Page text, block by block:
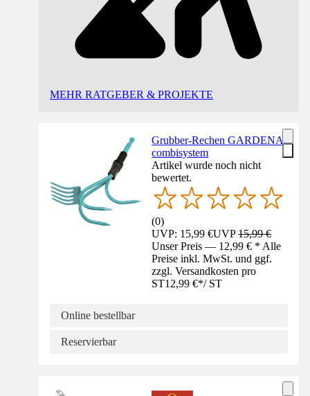
MEHR RATGEBER & PROJEKTE
Grubber-Rechen GARDENA
combisystem
Artikel wurde noch nicht
bewertet.
(0)
UVP: 15,99 €UVP15,99 €
Unser Preis — 12,99 € * Alle
Preise inkl. MwSt. und ggf.
zzgl. Versandkosten pro
ST12,99 €*/ ST
Online bestellbar
Reservierbar